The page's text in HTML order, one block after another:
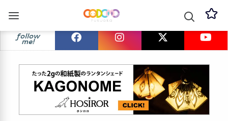
follow
me!